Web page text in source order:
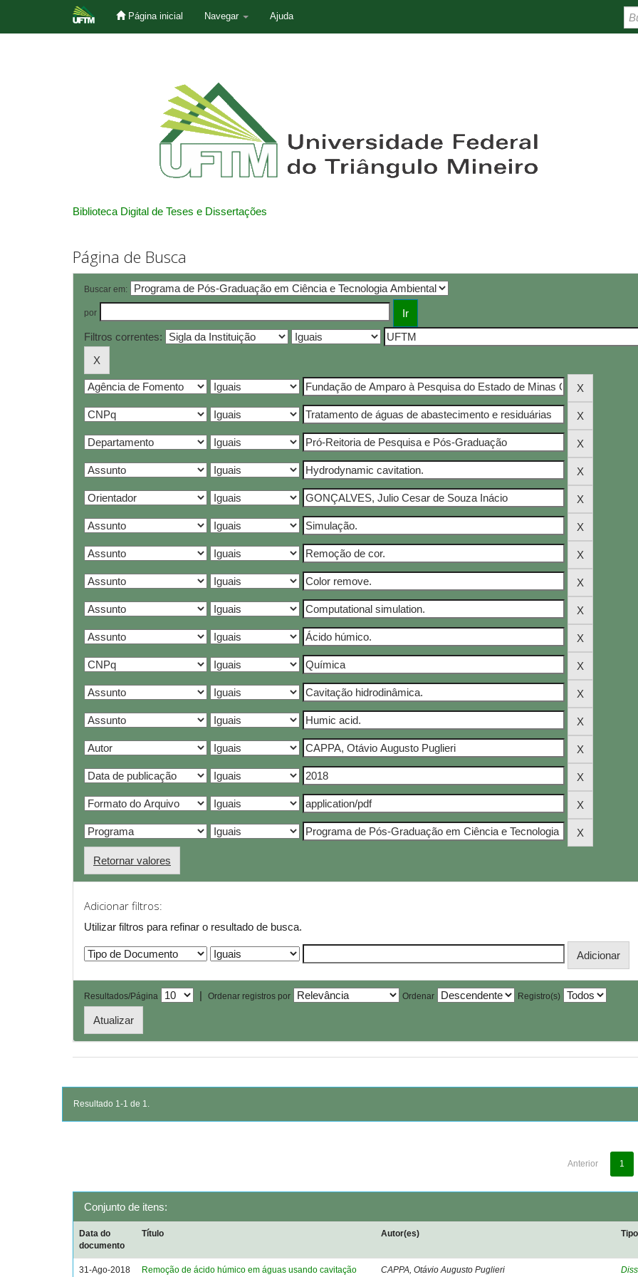
Página inicial Navegar Ajuda
Biblioteca Digital de Teses e Dissertações
Página de Busca
Buscar em:
por
Filtros correntes:
Retornar valores
Adicionar filtros:
Utilizar filtros para refinar o resultado de busca.
Resultados/Página | Ordenar registros por Ordenar Registro(s)
Resultado 1-1 de 1.
Anterior 1
Conjunto de itens:
Data do
documento
Título Autor(es) Tipo
31-Ago-2018 Remoção de ácido húmico em águas usando cavitação CAPPA, Otávio Augusto Puglieri